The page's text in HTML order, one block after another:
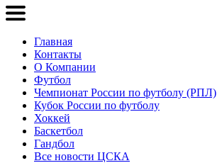
Главная
Контакты
О Компании
Футбол
Чемпионат России по футболу (РПЛ)
Кубок России по футболу
Хоккей
Баскетбол
Гандбол
Все новости ЦСКА